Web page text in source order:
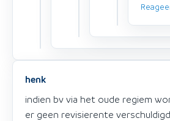
henk
indien bv via het oude regiem
er geen revisierente